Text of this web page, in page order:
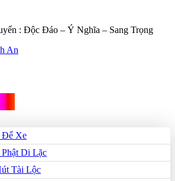
: Độc Đáo – Ý Nghĩa – Sang Trọng
Để Xe
Di Lặc
Tài Lộc